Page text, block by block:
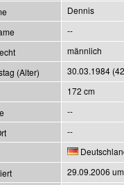
Dennis
--
männlich
(Alter)
30.03.1984
172 cm
--
--
29.09.2006